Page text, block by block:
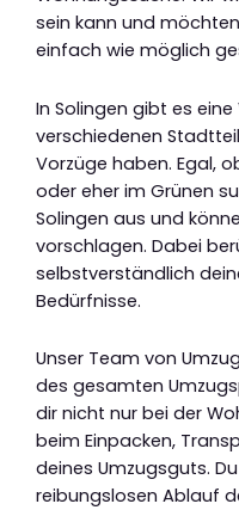
sein kann und
einfach wie möglich
In Solingen gibt es
verschiedenen
Vorzüge haben. Egal,
oder eher im Grünen
Solingen aus und
vorschlagen. Dabei
selbstverständlich
Bedürfnisse.
Unser Team von
des gesamten
dir nicht nur bei der
beim Einpacken,
deines Umzugsguts.
reibungslosen Ablauf